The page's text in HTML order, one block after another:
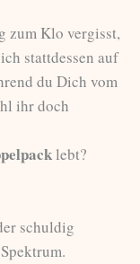
zum Klo vergisst,
stattdessen auf
du Dich vom
ihr doch
lebt?
schuldig